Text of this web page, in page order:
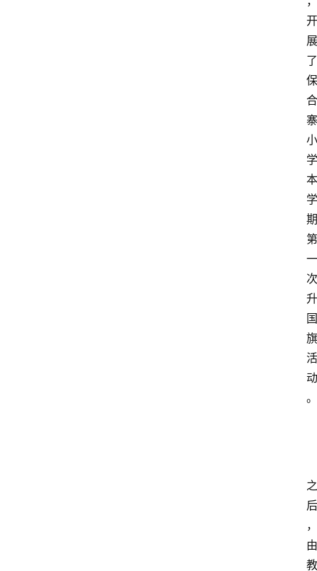
开
展
了
保
合
寨
小
学
本
学
期
第
一
次
升
国
旗
活
动
。
之
后
，
由
教